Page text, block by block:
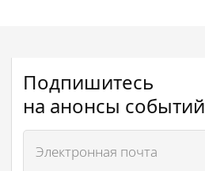
Подпишитесь
на анонсы событий